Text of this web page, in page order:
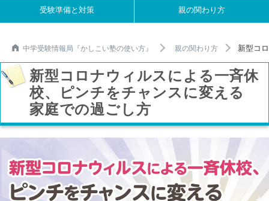
受験準備と対策 親の関わり方
中学受験情報局『かしこい塾の使い方』 親の関わり方 新型コ
新型コロナウィルスによる一斉休
校、ピンチをチャンスに変える
家庭での過ごし方